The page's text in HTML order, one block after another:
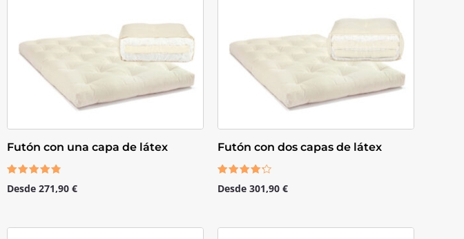
Futón con una capa de látex
Valorado
con
Desde 271,90 €
Futón con dos capas de látex
Valorado
con
Desde 301,90 €